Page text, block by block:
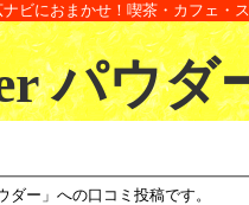
ビにおまかせ！喫茶・カフェ・
パウダ
ダー」への口コミ投稿です。